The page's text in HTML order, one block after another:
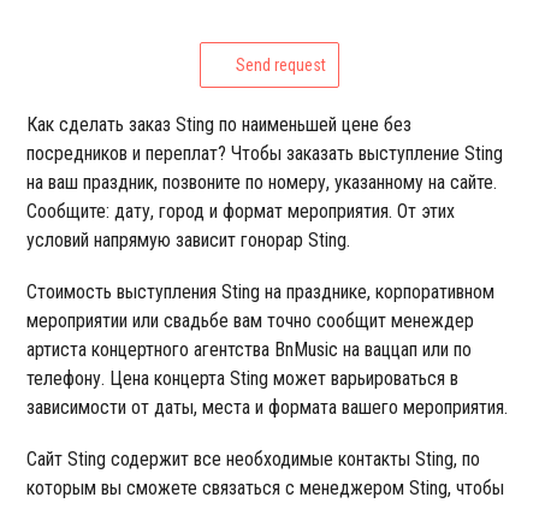
Send request
Как сделать заказ Sting по наименьшей цене без
посредников и переплат? Чтобы заказать выступление Sting
на ваш праздник, позвоните по номеру, указанному на сайте.
Сообщите: дату, город и формат мероприятия. От этих
условий напрямую зависит гонорар Sting.
Стоимость выступления Sting на празднике, корпоративном
мероприятии или свадьбе вам точно сообщит менеждер
артиста концертного агентства BnMusic на ваццап или по
телефону. Цена концерта Sting может варьироваться в
зависимости от даты, места и формата вашего мероприятия.
Сайт Sting содержит все необходимые контакты Sting, по
которым вы сможете связаться с менеджером Sting, чтобы